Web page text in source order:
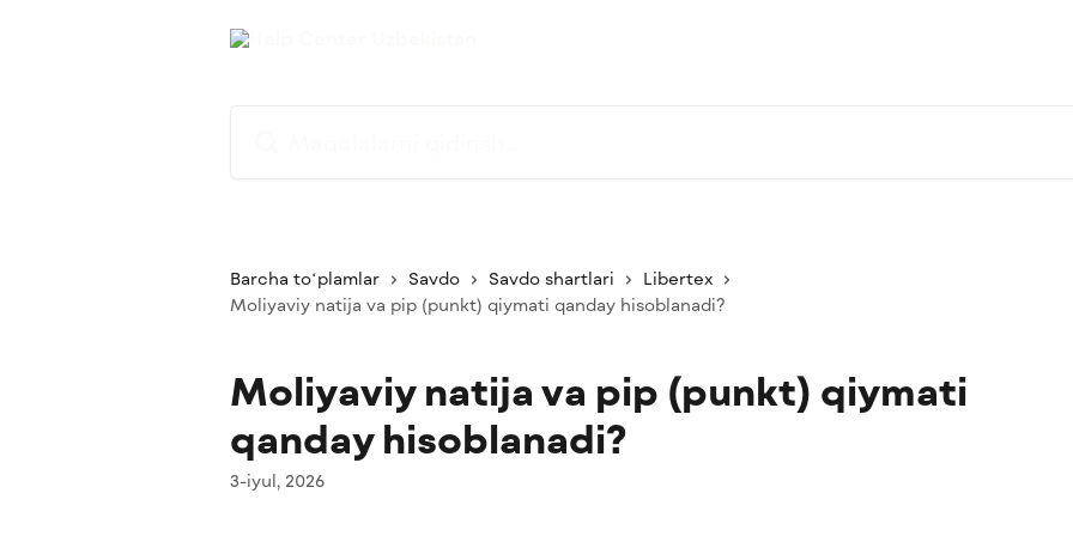
Barcha toʻplamlar Savdo Savdo shartlari
Libertex
Moliyaviy natija va pip (punkt) qiymati qanday hisoblanadi?
Moliyaviy natija va pip (punkt) qiymati
qanday hisoblanadi?
3-iyul, 2026